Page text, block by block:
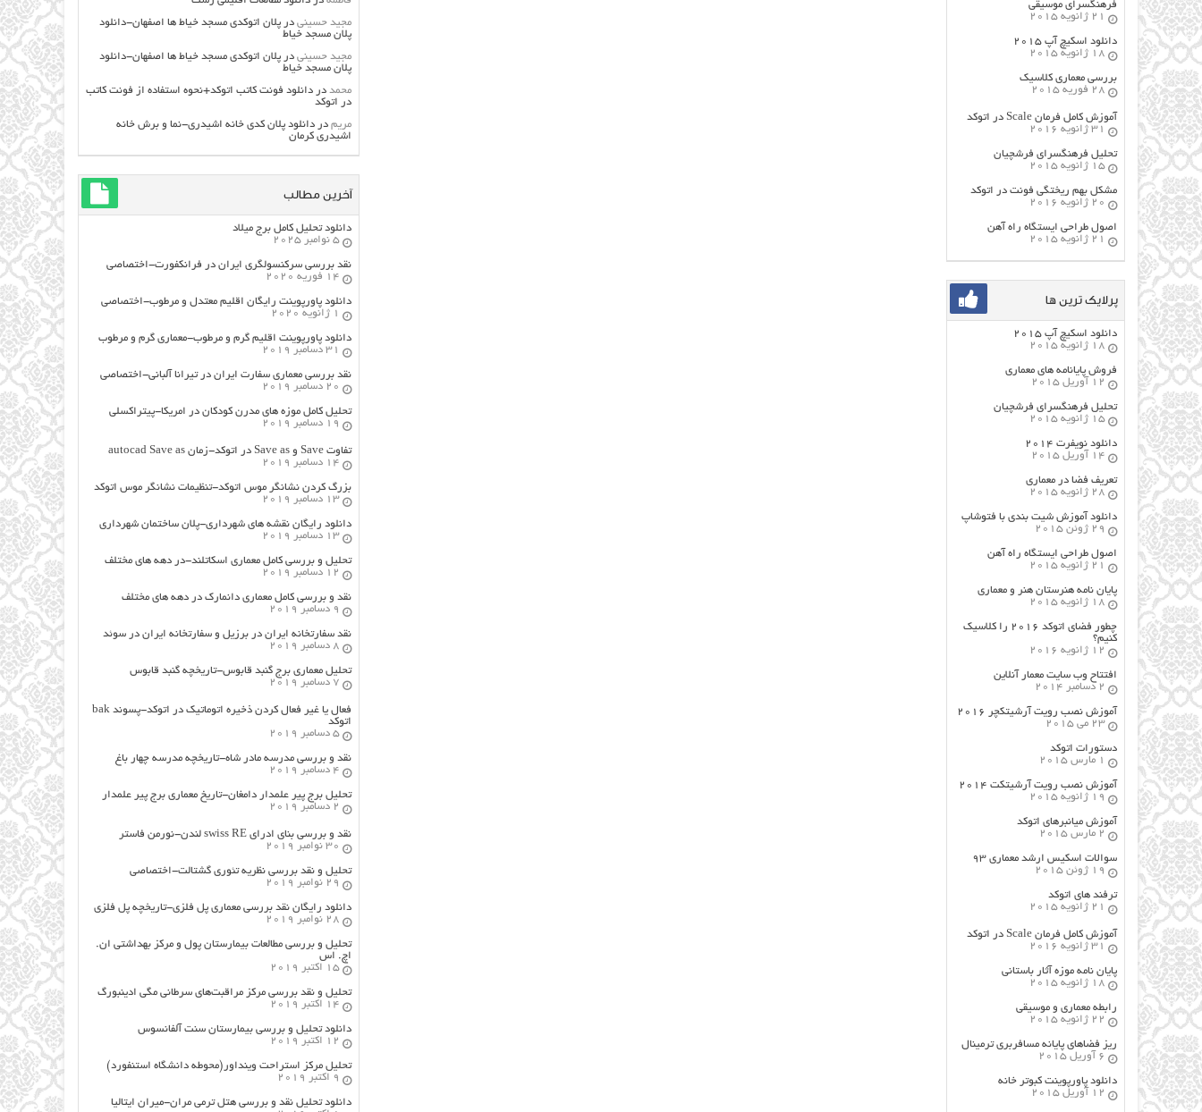
فرهنگسراي موسيقي
21 ژانویه 2015
دانلود اسکیچ آپ ۲۰۱۵
18 ژانویه 2015
بررسی معماری کلاسیک
28 فوریه 2015
آموزش کامل فرمان Scale در اتوکد
31 ژانویه 2016
تحلیل فرهنگسرای فرشچیان
15 ژانویه 2015
مشکل بهم ریختگی فونت در اتوکد
20 ژانویه 2016
اصول طراحي ایستگاه راه آهن
21 ژانویه 2015
پرلایک ترین ها
دانلود اسکیچ آپ ۲۰۱۵
18 ژانویه 2015
فروش پایانامه های معماری
12 آوریل 2015
تحلیل فرهنگسرای فرشچیان
15 ژانویه 2015
دانلود نویفرت ۲۰۱۴
14 آوریل 2015
تعریف فضا در معماری
28 ژانویه 2015
دانلود آموزش شیت بندی با فتوشاپ
29 ژوئن 2015
اصول طراحي ایستگاه راه آهن
21 ژانویه 2015
پایان نامه هنرستان هنر و معماري
18 ژانویه 2015
چطور فضای اتوکد ۲۰۱۶ را کلاسیک
کنیم؟
12 ژانویه 2016
افتتاح وب سایت معمار آنلاین
2 دسامبر 2014
آموزش نصب رویت آرشیتکچر ۲۰۱۶
23 می 2015
دستورات اتوکد
1 مارس 2015
آموزش نصب رویت آرشیتکت ۲۰۱۴
19 ژانویه 2015
آموزش میانبرهای اتوکد
2 مارس 2015
سوالات اسکیس ارشد معماری ۹۳
19 ژوئن 2015
ترفند های اتوکد
21 ژانویه 2015
آموزش کامل فرمان Scale در اتوکد
31 ژانویه 2016
پایان نامه موزه آثار باستانی
18 ژانویه 2015
رابطه معماری و موسیقی
22 ژانویه 2015
ریز فضاهای پایانه مسافربری ترمینال
6 آوریل 2015
دانلود پاورپوینت کبوتر خانه
12 آوریل 2015
مجید حسینی درپلان اتوکدی مسجد خیاط ها اصفهان-دانلود
پلان مسجد خیاط
مجید حسینی درپلان اتوکدی مسجد خیاط ها اصفهان-دانلود
پلان مسجد خیاط
محمد دردانلود فونت کاتب اتوکد+نحوه استفاده از فونت کاتب
در اتوکد
مریم دردانلود پلان کدی خانه اشیدری-نما و برش خانه
اشیدری کرمان
آخرین مطالب
دانلود تحلیل کامل برج میلاد
5 نوامبر 2025
نقد بررسی سرکنسولگری ایران در فرانکفورت-اختصاصی
14 فوریه 2020
دانلود پاورپوینت رایگان اقلیم معتدل و مرطوب-اختصاصی
1 ژانویه 2020
دانلود پاورپوینت اقلیم گرم و مرطوب-معماری گرم و مرطوب
31 دسامبر 2019
نقد بررسی معماری سفارت ایران در تیرانا آلبانی-اختصاصی
20 دسامبر 2019
تحلیل کامل موزه های مدرن کودکان در امریکا-پیتراکسلی
19 دسامبر 2019
تفاوت Save و Save as در اتوکد-زمان autocad Save as
14 دسامبر 2019
بزرگ کردن نشانگر موس اتوکد-تنظیمات نشانگر موس اتوکد
13 دسامبر 2019
دانلود رایگان نقشه های شهرداری-پلان ساختمان شهرداری
13 دسامبر 2019
تحلیل و بررسی کامل معماری اسکاتلند-در دهه های مختلف
12 دسامبر 2019
نقد و بررسی کامل معماری دانمارک در دهه های مختلف
9 دسامبر 2019
نقد سفارتخانه ایران در برزیل و سفارتخانه ایران در سوئد
8 دسامبر 2019
تحلیل معماری برج گنبد قابوس-تاریخچه گنبد قابوس
7 دسامبر 2019
فعال یا غیر فعال کردن ذخیره اتوماتیک در اتوکد-پسوند bak
اتوکد
5 دسامبر 2019
نقد و بررسی مدرسه مادر شاه-تاریخچه مدرسه چهار باغ
4 دسامبر 2019
تحلیل برج پیر علمدار دامغان-تاریخ معماری برج پیر علمدار
2 دسامبر 2019
نقد و بررسی بنای ادرای swiss RE لندن-نورمن فاستر
30 نوامبر 2019
تحلیل و نقد بررسی نظریه تئوری گشتالت-اختصاصی
29 نوامبر 2019
دانلود رایگان نقد بررسی معماری پل فلزی-تاریخچه پل فلزی
28 نوامبر 2019
تحلیل و بررسی مطالعات بیمارستان پول و مرکز بهداشتی ان.
اچ. اس
15 اکتبر 2019
تحلیل و نقد بررسی مرکز مراقبت‌های سرطانی مگی ادینبورگ
14 اکتبر 2019
دانلود تحلیل و بررسی بیمارستان سنت آلفانسوس
12 اکتبر 2019
تحلیل مرکز استراحت وینداور(محوطه دانشگاه استنفورد)
9 اکتبر 2019
دانلود تحلیل نقد و بررسی هتل ترمی مران-میران ایتالیا